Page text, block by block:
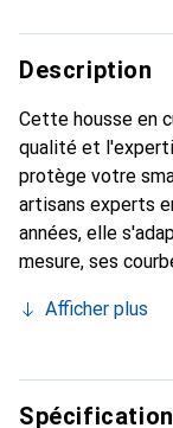
Description
Cette housse en
qualité et
protège votre
artisans experts
années, elle
mesure, ses
indispensable
marque Noreve
exigeante.
Afficher plus